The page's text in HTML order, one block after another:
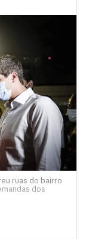
ruas do bairro
dos